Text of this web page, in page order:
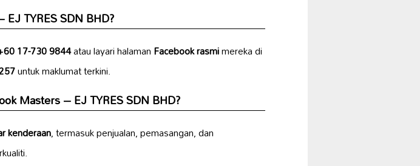
TYRES SDN BHD?
17-730 9844atau layari halamanFacebook rasmimereka di
untuk maklumat terkini.
Masters – EJ TYRES SDN BHD?
kenderaan, termasuk penjualan, pemasangan, dan